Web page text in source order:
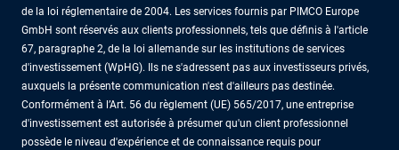
de la loi réglementaire de 2004. Les services fournis par PIMCO Europe
GmbH sont réservés aux clients professionnels, tels que définis à l'article
67, paragraphe 2, de la loi allemande sur les institutions de services
d'investissement (WpHG). Ils ne s'adressent pas aux investisseurs privés,
auxquels la présente communication n'est d'ailleurs pas destinée.
Conformément à l’Art. 56 du règlement (UE) 565/2017, une entreprise
d'investissement est autorisée à présumer qu'un client professionnel
possède le niveau d'expérience et de connaissance requis pour